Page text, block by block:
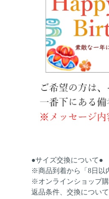
●サイズ交換について●
※商品到着から「8日以
※オンラインショップ
返品条件、交換につい